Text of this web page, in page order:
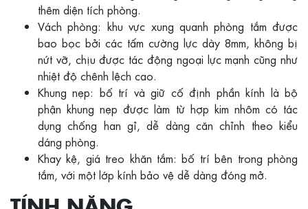
thêm diện tích phòng.
Vách phòng: khu vực xung quanh phòng tắm được
bao bọc bởi các tấm cường lực dày 8mm, không bị
nứt vỡ, chịu được tác động ngoại lực mạnh cũng như
nhiệt độ chênh lệch cao.
Khung nẹp: bố trí và giữ cố định phần kính là bộ
phận khung nẹp được làm từ hợp kim nhôm có tác
dụng chống han gỉ, dễ dàng căn chỉnh theo kiểu
dáng phòng.
Khay kệ, giá treo khăn tắm: bố trí bên trong phòng
tắm, với một lớp kính bảo vệ dễ dàng đóng mở.